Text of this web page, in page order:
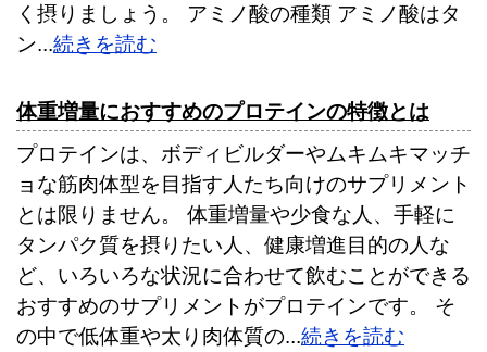
く摂りましょう。 アミノ酸の種類 アミノ酸はタ
ン...続きを読む
体重増量におすすめのプロテインの特徴とは
プロテインは、ボディビルダーやムキムキマッチ
ョな筋肉体型を目指す人たち向けのサプリメント
とは限りません。 体重増量や少食な人、手軽に
タンパク質を摂りたい人、健康増進目的の人な
ど、いろいろな状況に合わせて飲むことができる
おすすめのサプリメントがプロテインです。 そ
の中で低体重や太り肉体質の...続きを読む